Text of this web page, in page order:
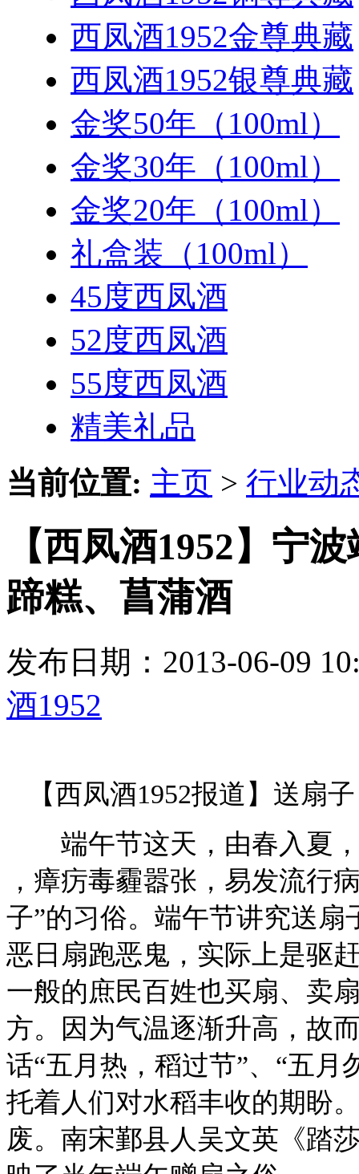
西凤酒1952金尊典藏
西凤酒1952银尊典藏
金奖50年（100ml）
金奖30年（100ml）
金奖20年（100ml）
礼盒装（100ml）
45度西凤酒
52度西凤酒
55度西凤酒
精美礼品
当前位置: 主页 > 行业动
【西凤酒1952】宁
蹄糕、菖蒲酒
发布日期：2013-06-09
酒1952
【西凤酒1952报道】送扇子
端午节这天，由春入夏，
，瘴疠毒霾嚣张，易发流行
子”的习俗。端午节讲究送
恶日扇跑恶鬼，实际上是驱
一般的庶民百姓也买扇、卖
方。因为气温逐渐升高，故
话“五月热，稻过节”、“五
托着人们对水稻丰收的期盼
废。南宋鄞县人吴文英《踏